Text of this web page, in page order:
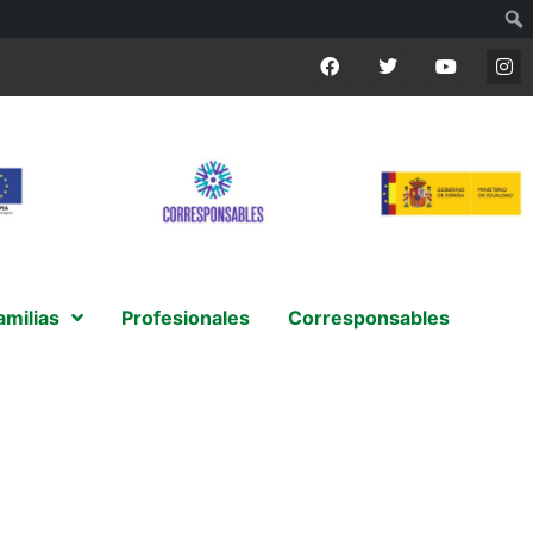
Profesionales Corresponsables